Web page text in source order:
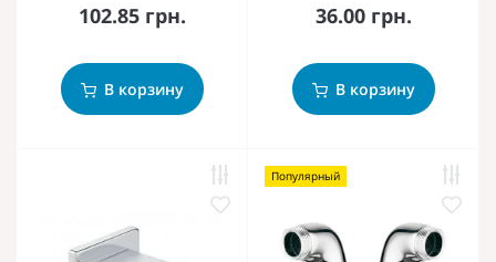
102.85 грн.
В корзину
36.00 грн.
В корзину
Популярный